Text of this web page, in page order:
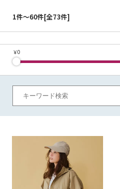
1件～60件[全73件]
￥0